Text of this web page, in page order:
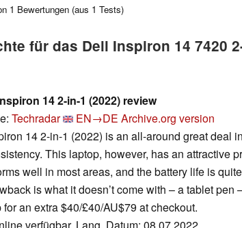
1 Bewertungen (aus 1 Tests)
für das Dell Inspiron 14 7420
14 2-in-1 (2022) review
Techradar EN→DE Archive.org version
14 2-in-1 (2022) is an all-around great deal
This laptop, however, has an attractive
well in most areas, and the battery life is
is what it doesn’t come with – a tablet pen
an extra $40/£40/AU$79 at checkout.